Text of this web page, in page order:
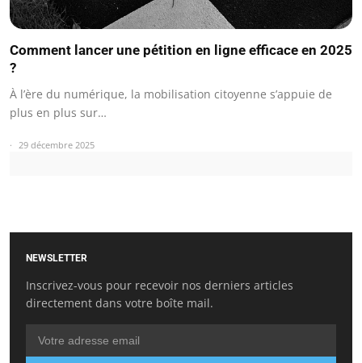
Comment lancer une pétition en ligne efficace en 2025
?
À l’ère du numérique, la mobilisation citoyenne s’appuie de
plus en plus sur…
29 décembre 2025
NEWSLETTER
Inscrivez-vous pour recevoir nos derniers articles
directement dans votre boîte mail.